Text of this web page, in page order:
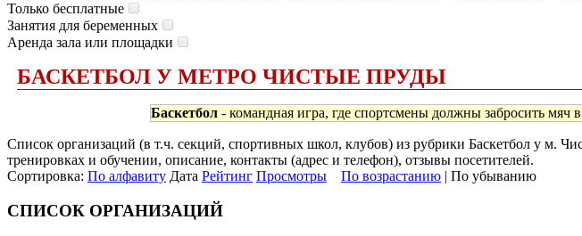
Только бесплатные
Занятия для беременных
Аренда зала или площадки
БАСКЕТБОЛ У МЕТРО ЧИСТЫЕ ПРУДЫ
Баскетбол - командная игра, где спортсмены должны забросить мяч
Список организаций (в т.ч. секций, спортивных школ, клубов) из рубрики Баскетбол у м.
тренировках и обучении, описание, контакты (адрес и телефон), отзывы посетителей.
Сортировка: По алфавиту Дата Рейтинг Просмотры По возрастанию | По убыванию
СПИСОК ОРГАНИЗАЦИЙ